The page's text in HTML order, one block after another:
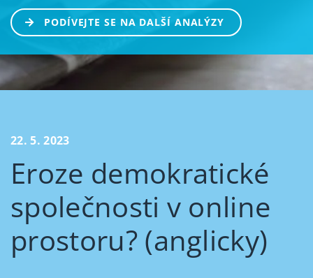
PODÍVEJTE SE NA DALŠÍ ANALÝZY
22. 5. 2023
Eroze demokratické
společnosti v online
prostoru? (anglicky)